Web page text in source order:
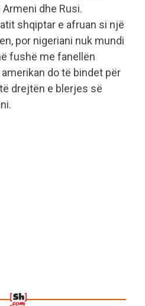
dhe Rusi.
shqiptar e afruan si një
por nigeriani nuk mundi
fushë me fanellën
do të bindet për
drejtën e blerjes së